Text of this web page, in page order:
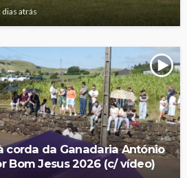
dias atrás
corda da Ganadaria António
Bom Jesus 2026 (c/ vídeo)